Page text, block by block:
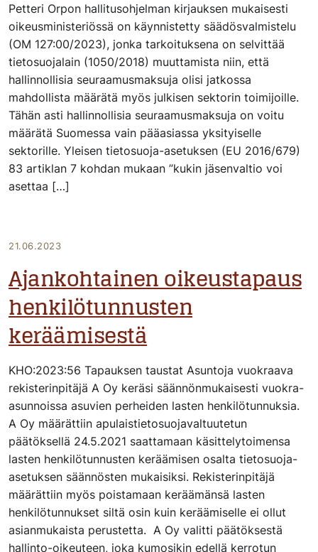
Petteri Orpon hallitusohjelman kirjauksen mukaisesti
oikeusministeriössä on käynnistetty säädösvalmistelu
(OM 127:00/2023), jonka tarkoituksena on selvittää
tietosuojalain (1050/2018) muuttamista niin, että
hallinnollisia seuraamusmaksuja olisi jatkossa
mahdollista määrätä myös julkisen sektorin toimijoille.
Tähän asti hallinnollisia seuraamusmaksuja on voitu
määrätä Suomessa vain pääasiassa yksityiselle
sektorille. Yleisen tietosuoja-asetuksen (EU 2016/679)
83 artiklan 7 kohdan mukaan ”kukin jäsenvaltio voi
asettaa […]
21.06.2023
Ajankohtainen oikeustapaus
henkilötunnusten
keräämisestä
KHO:2023:56 Tapauksen taustat Asuntoja vuokraava
rekisterinpitäjä A Oy keräsi säännönmukaisesti vuokra-
asunnoissa asuvien perheiden lasten henkilötunnuksia.
A Oy määrättiin apulaistietosuojavaltuutetun
päätöksellä 24.5.2021 saattamaan käsittelytoimensa
lasten henkilötunnusten keräämisen osalta tietosuoja-
asetuksen säännösten mukaisiksi. Rekisterinpitäjä
määrättiin myös poistamaan keräämänsä lasten
henkilötunnukset siltä osin kuin keräämiselle ei ollut
asianmukaista perustetta. A Oy valitti päätöksestä
hallinto-oikeuteen, joka kumosikin edellä kerrotun